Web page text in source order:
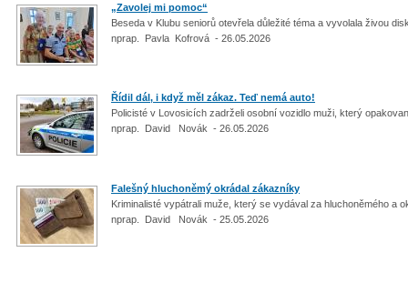
„Zavolej mi pomoc“
Beseda v Klubu seniorů otevřela důležité téma a vyvolala živou
nprap. Pavla Kofrová - 26.05.2026
Řídil dál, i když měl zákaz. Teď nemá auto!
Policisté v Lovosicích zadrželi osobní vozidlo muži, který
nprap. David Novák - 26.05.2026
Falešný hluchoněmý okrádal zákazníky
Kriminalisté vypátrali muže, který se vydával za hluchoněmého a
nprap. David Novák - 25.05.2026